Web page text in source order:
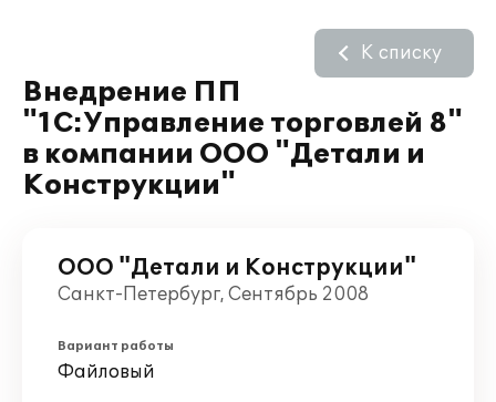
Внедрение ПП
"1С:Управление торговлей 8"
в компании ООО "Детали и
Конструкции"
К списку
ООО "Детали и Конструкции"
Санкт-Петербург, Сентябрь 2008
Вариант работы
Файловый